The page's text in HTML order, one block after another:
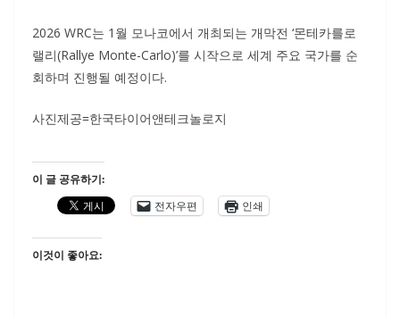
2026 WRC는 1월 모나코에서 개최되는 개막전 ‘몬테카를로
랠리(Rallye Monte-Carlo)’를 시작으로 세계 주요 국가를 순
회하며 진행될 예정이다.
사진제공=한국타이어앤테크놀로지
이 글 공유하기:
전자우편
인쇄
이것이 좋아요: